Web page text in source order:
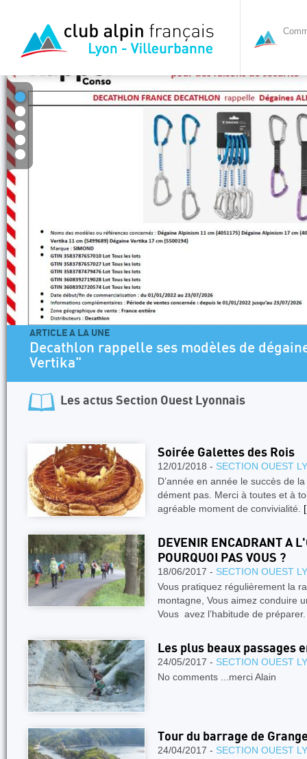
ARTICLE A LA UNE
Decathlon rappelle ses modèles de
Vertika"
Les actus Section Ouest Lyonnais
Soirée Galettes des Rois
12/01/2018 - SECTION OUEST
D’année en année le succès de
dément pas. Merci à toutes et à
agréable moment de convivialité.
DEVENIR ENCADRANT A
POURQUOI PAS VOUS ?
18/06/2017 - SECTION OUEST
Vous pratiquez régulièrement la
montagne, Vous aimez conduire
Vous avez l’habitude de
Les plus beaux passages
24/05/2017 - SECTION OUEST
No comments ...merci Alain
Tour du barrage de
24/04/2017 - SECTION OUEST